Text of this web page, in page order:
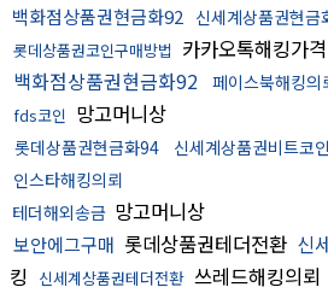
백화점상품권현금화92 신세계상품권현
롯데상품권코인구매방법 카카오톡해킹가격
백화점상품권현금화92 페이스북해킹의
fds코인 망고머니상
롯데상품권현금화94 신세계상품권비트코
인스타해킹의뢰
테더해외송금 망고머니상
보안에그구매 롯데상품권테더전환 신
킹
신세계상품권테더전환 쓰레드해킹의뢰